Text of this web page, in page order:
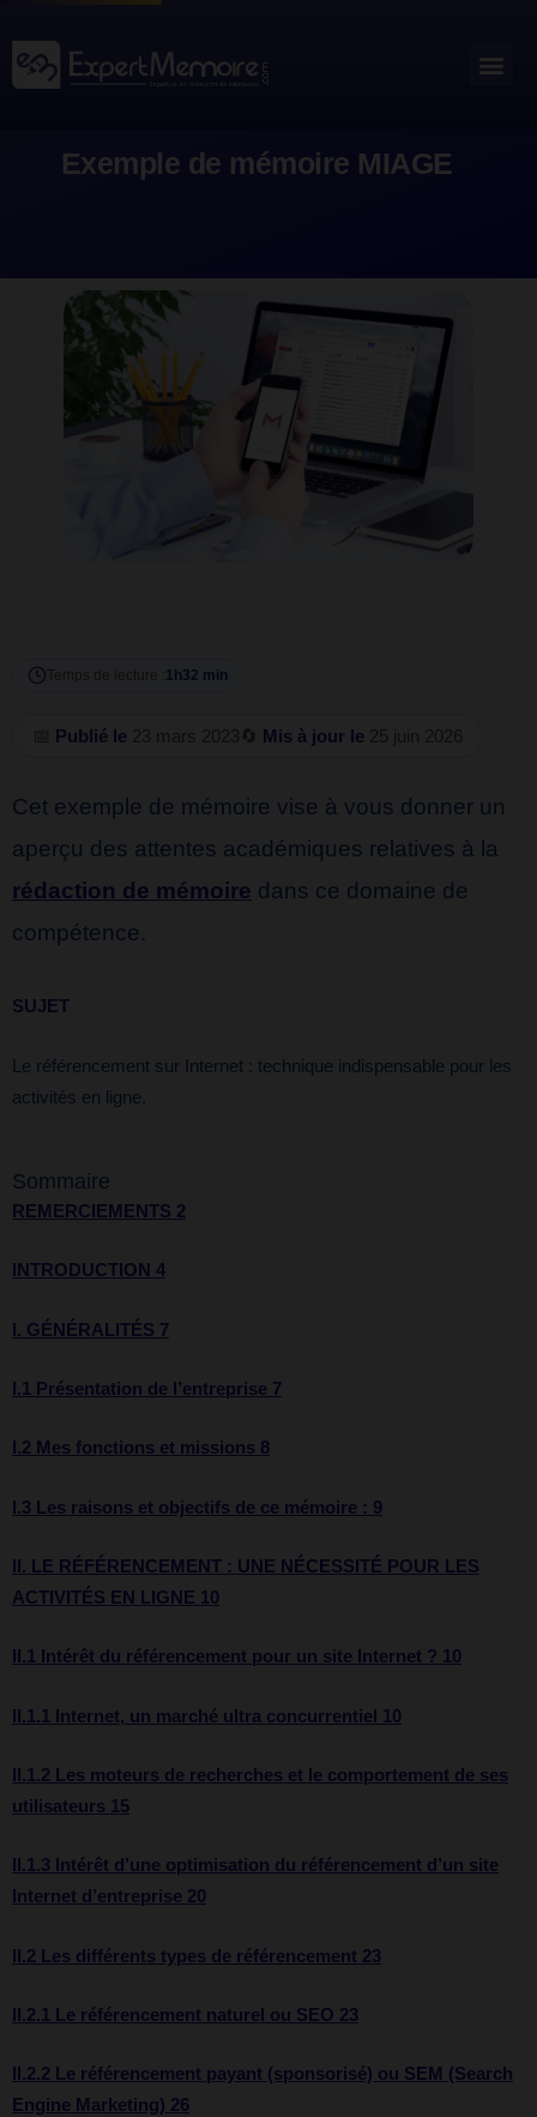
au
contenu
Exemple de mémoire MIAGE
Temps de lecture : 1h32 min
Publié le 23 mars 2023 🔄 Mis à jour le 25 juin 2026
Cet exemple de mémoire vise à vous donner un
aperçu des attentes académiques relatives à la
rédaction de mémoire dans ce domaine de
compétence.
SUJET
Le référencement sur Internet : technique indispensable pour les
activités en ligne.
Sommaire
REMERCIEMENTS 2
INTRODUCTION 4
I. GÉNÉRALITÉS 7
I.1 Présentation de l’entreprise 7
I.2 Mes fonctions et missions 8
I.3 Les raisons et objectifs de ce mémoire : 9
II. LE RÉFÉRENCEMENT : UNE NÉCESSITÉ POUR LES
ACTIVITÉS EN LIGNE 10
II.1 Intérêt du référencement pour un site Internet ? 10
II.1.1 Internet, un marché ultra concurrentiel 10
II.1.2 Les moteurs de recherches et le comportement de ses
utilisateurs 15
II.1.3 Intérêt d’une optimisation du référencement d’un site
Internet d’entreprise 20
II.2 Les différents types de référencement 23
II.2.1 Le référencement naturel ou SEO 23
II.2.2 Le référencement payant (sponsorisé) ou SEM (Search
Engine Marketing) 26